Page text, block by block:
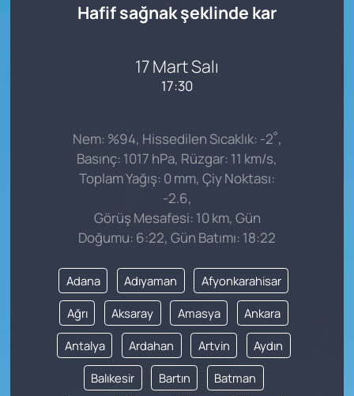
Hafif sağnak şeklinde kar
17 Mart Salı
17:30
Nem: %94, Hissedilen Sıcaklık: -2°,
Basınç: 1017 hPa, Rüzgar: 11 km/s,
Toplam Yağış: 0 mm, Çiy Noktası:
-2.6,
Görüş Mesafesi: 10 km, Gün
Doğumu: 6:22, Gün Batımı: 18:22
Adana Adıyaman Afyonkarahisar
Ağrı Aksaray Amasya Ankara
Antalya Ardahan Artvin Aydın
Balıkesir Bartın Batman